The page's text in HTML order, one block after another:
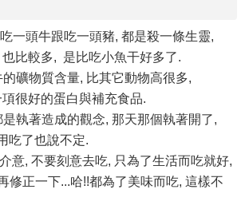
一頭牛跟吃一頭豬, 都是殺一條生靈,
比較多, 是比吃小魚干好多了.
礦物質含量, 比其它動物高很多,
很好的蛋白與補充食品.
執著造成的觀念, 那天那個執著開了,
吃了也說不定.
意, 不要刻意去吃, 只為了生活而吃就好,
修正一下...哈!!都為了美味而吃, 這樣不